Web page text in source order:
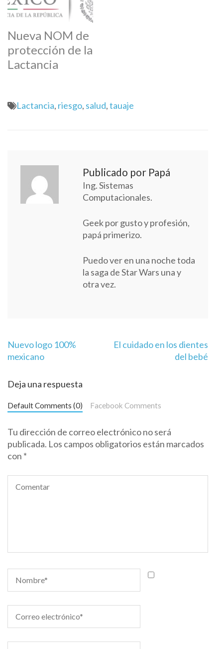
Nueva NOM de
protección de la
Lactancia
Lactancia, riesgo, salud,tauaje
Publicado por Papá
Ing. Sistemas
Computacionales.
Geek por gusto y profesión,
papá primerizo.
Puedo ver en una noche toda
la saga de Star Wars una y
otra vez.
Navegación
de
Nuevo logo 100%
mexicano
El cuidado en los dientes
del bebé
Deja una respuesta
Default Comments (0) Facebook Comments
Tu dirección de correo electrónico no será
publicada. Los campos obligatorios están marcados
con *